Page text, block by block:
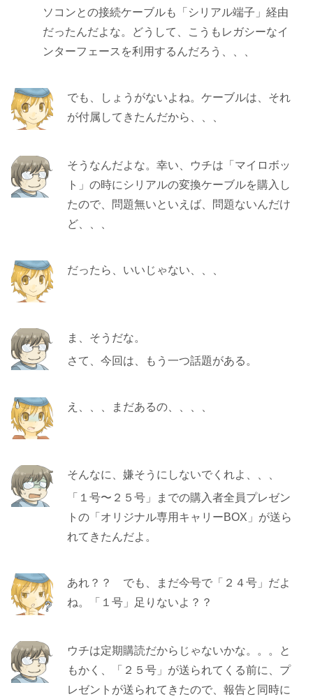
ソコンとの接続ケーブルも「シリアル端子」経由
だったんだよな。どうして、こうもレガシーなイ
ンターフェースを利用するんだろう、、、
でも、しょうがないよね。ケーブルは、それ
が付属してきたんだから、、、
そうなんだよな。幸い、ウチは「マイロボッ
ト」の時にシリアルの変換ケーブルを購入し
たので、問題無いといえば、問題ないんだけ
ど、、、
だったら、いいじゃない、、、
ま、そうだな。
さて、今回は、もう一つ話題がある。
え、、、まだあるの、、、、
そんなに、嫌そうにしないでくれよ、、、
「１号〜２５号」までの購入者全員プレゼン
トの「オリジナル専用キャリーBOX」が送ら
れてきたんだよ。
あれ？？ でも、まだ今号で「２４号」だよ
ね。「１号」足りないよ？？
ウチは定期購読だからじゃないかな。。。と
もかく、「２５号」が送られてくる前に、プ
レゼントが送られてきたので、報告と同時に